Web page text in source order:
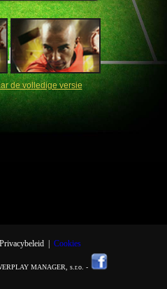
de volledige versie
Privacybeleid| Cookies
MANAGER, s.r.o. -